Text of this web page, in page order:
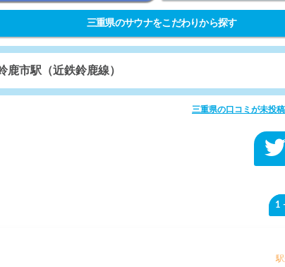
三重県のサウナをこだわりから探す
三重県の口コミが未投
1